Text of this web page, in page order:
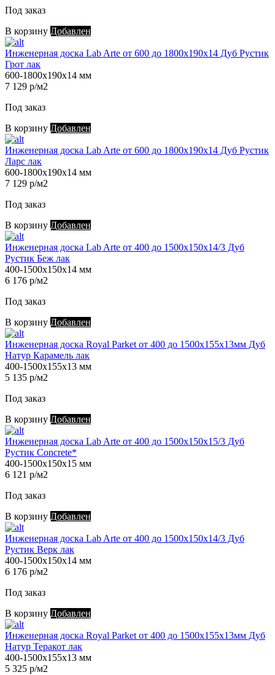
Под заказ
В корзину Добавлен
Инженерная доска Lab Arte от 600 до 1800х190х14 Дуб Рустик
Грот лак
600-1800х190х14 мм
7 129 р/м2
Под заказ
В корзину Добавлен
Инженерная доска Lab Arte от 600 до 1800х190х14 Дуб Рустик
Ларс лак
600-1800х190х14 мм
7 129 р/м2
Под заказ
В корзину Добавлен
Инженерная доска Lab Arte от 400 до 1500х150х14/3 Дуб
Рустик Беж лак
400-1500х150х14 мм
6 176 р/м2
Под заказ
В корзину Добавлен
Инженерная доска Royal Parket от 400 до 1500х155х13мм Дуб
Натур Карамель лак
400-1500х155х13 мм
5 135 р/м2
Под заказ
В корзину Добавлен
Инженерная доска Lab Arte от 400 до 1500х150х15/3 Дуб
Рустик Concrete*
400-1500х150х15 мм
6 121 р/м2
Под заказ
В корзину Добавлен
Инженерная доска Lab Arte от 400 до 1500х150х14/3 Дуб
Рустик Верк лак
400-1500х150х14 мм
6 176 р/м2
Под заказ
В корзину Добавлен
Инженерная доска Royal Parket от 400 до 1500х155х13мм Дуб
Натур Теракот лак
400-1500х155х13 мм
5 325 р/м2